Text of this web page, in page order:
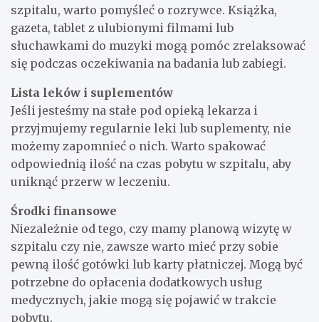
szpitalu, warto pomyśleć o rozrywce. Książka,
gazeta, tablet z ulubionymi filmami lub
słuchawkami do muzyki mogą pomóc zrelaksować
się podczas oczekiwania na badania lub zabiegi.
Lista leków i suplementów
Jeśli jesteśmy na stałe pod opieką lekarza i
przyjmujemy regularnie leki lub suplementy, nie
możemy zapomnieć o nich. Warto spakować
odpowiednią ilość na czas pobytu w szpitalu, aby
uniknąć przerw w leczeniu.
Środki finansowe
Niezależnie od tego, czy mamy planową wizytę w
szpitalu czy nie, zawsze warto mieć przy sobie
pewną ilość gotówki lub karty płatniczej. Mogą być
potrzebne do opłacenia dodatkowych usług
medycznych, jakie mogą się pojawić w trakcie
pobytu.